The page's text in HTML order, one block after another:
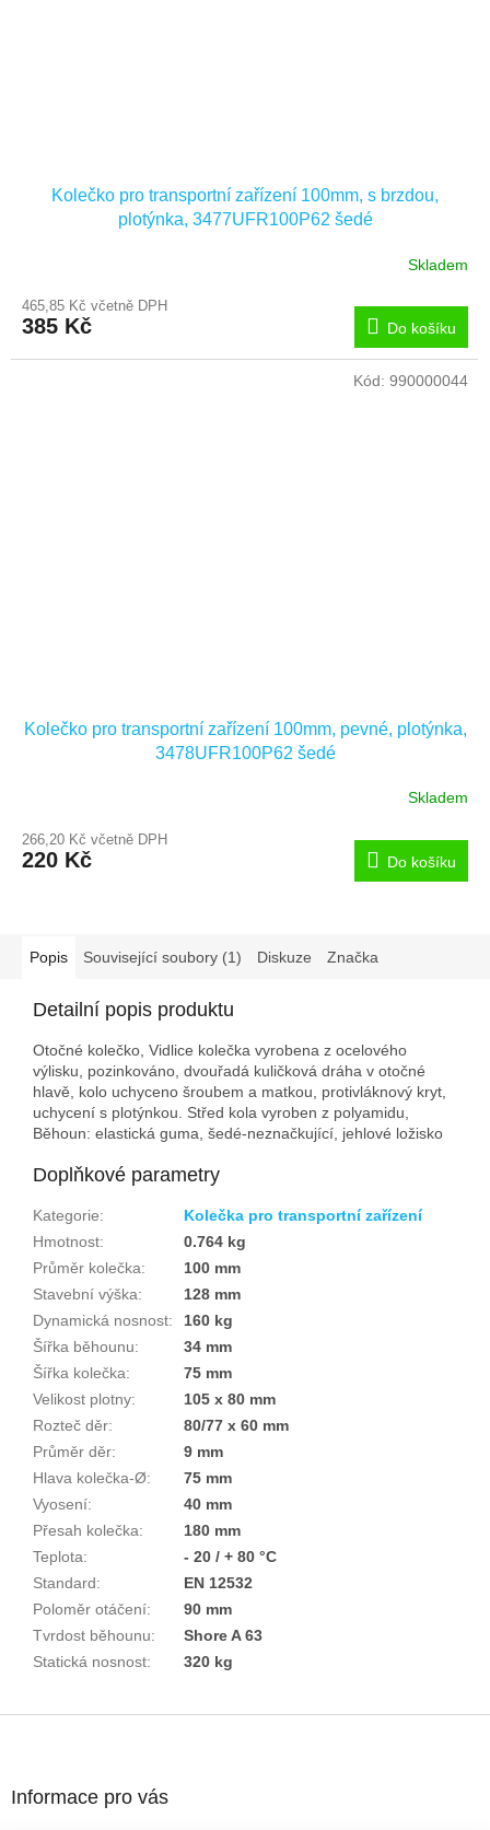
Kolečko pro transportní zařízení 100mm, s brzdou,
plotýnka, 3477UFR100P62 šedé
Skladem
465,85 Kč včetně DPH
385 Kč Do košíku
Kolečko pro transportní zařízení 100mm, pevné, plotýnka,
3478UFR100P62 šedé
Skladem
266,20 Kč včetně DPH
220 Kč Do košíku
Kód: 990000044
Popis Související soubory (1) Diskuze Značka
Detailní popis produktu
Otočné kolečko, Vidlice kolečka vyrobena z ocelového
výlisku, pozinkováno, dvouřadá kuličková dráha v otočné
hlavě, kolo uchyceno šroubem a matkou, protivláknový kryt,
uchycení s plotýnkou. Střed kola vyroben z polyamidu,
Běhoun: elastická guma, šedé-neznačkující, jehlové ložisko
Doplňkové parametry
Kategorie:
Kolečka pro transportní zařízení
Hmotnost:
0.764 kg
Průměr kolečka:
100 mm
Stavební výška:
128 mm
Dynamická nosnost:
160 kg
Šířka běhounu:
34 mm
Šířka kolečka:
75 mm
Velikost plotny:
105 x 80 mm
Rozteč děr:
80/77 x 60 mm
Průměr děr:
9 mm
Hlava kolečka-Ø:
75 mm
Vyosení:
40 mm
Přesah kolečka:
180 mm
Teplota:
- 20 / + 80 °C
Standard:
EN 12532
Poloměr otáčení:
90 mm
Tvrdost běhounu:
Shore A 63
Statická nosnost: 320 kg
Informace pro vás